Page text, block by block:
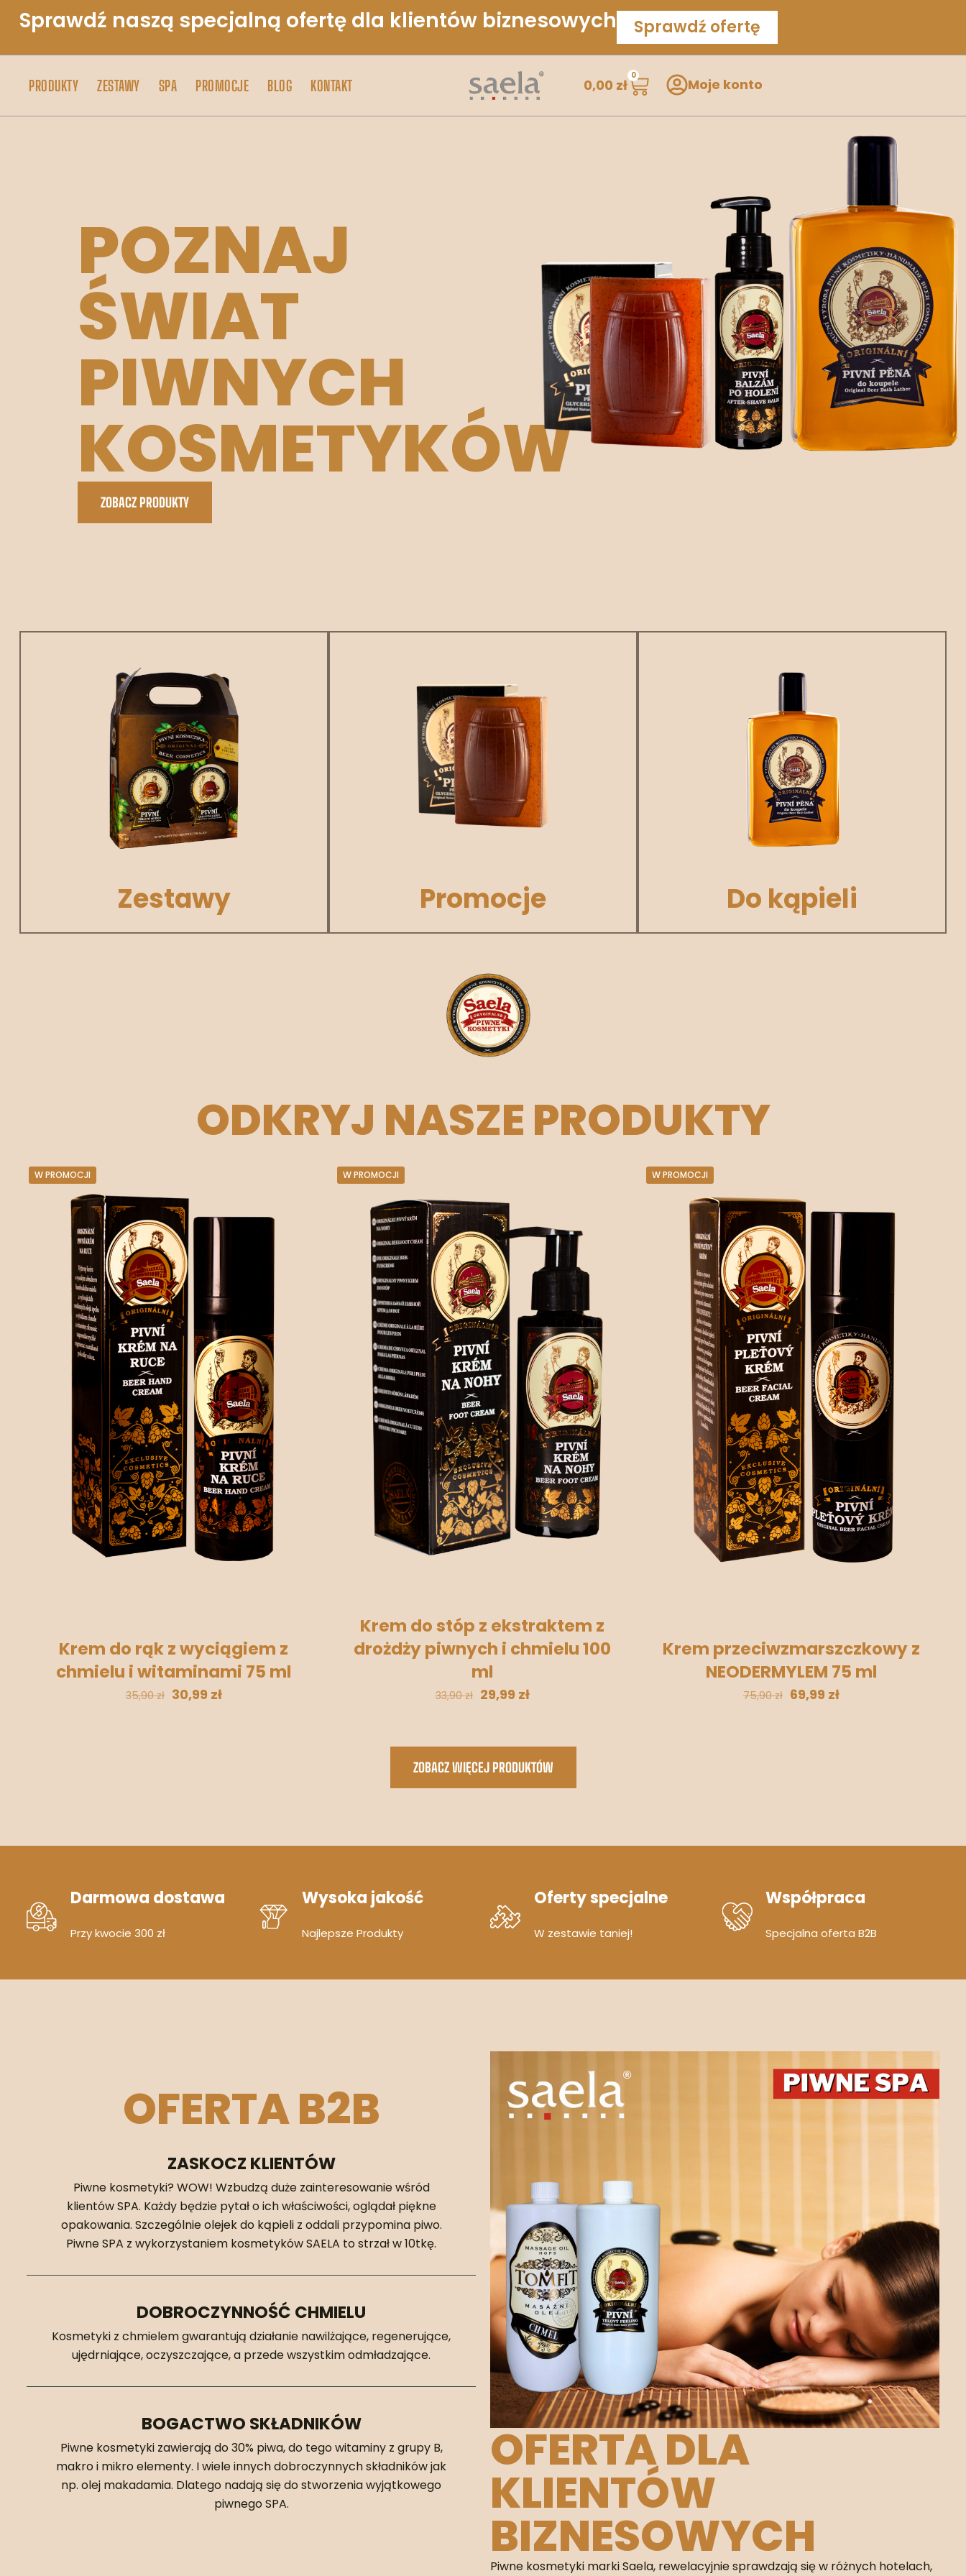
Sprawdź naszą specjalną ofertę dla klientów biznesowych Sprawdź ofertę
PRODUKTY ZESTAWY SPA PROMOCJE BLOG KONTAKT 0,00 zł
0
Moje konto
POZNAJ
ŚWIAT
PIWNYCH
KOSMETYKÓW
ZOBACZ PRODUKTY
Zestawy Promocje Do kąpieli
ODKRYJ NASZE PRODUKTY
W PROMOCJI
Krem do rąk z wyciągiem z
chmielu i witaminami 75 ml
35,90zł 30,99 zł
W PROMOCJI
Krem do stóp z ekstraktem z
drożdży piwnych i chmielu 100
ml
33,90zł 29,99 zł
W PROMOCJI
Krem przeciwzmarszczkowy z
NEODERMYLEM 75 ml
75,90zł 69,99 zł
ZOBACZ WIĘCEJ PRODUKTÓW
Darmowa dostawa
Przy kwocie 300 zł
Wysoka jakość
Najlepsze Produkty
Oferty specjalne
W zestawie taniej!
Współpraca
Specjalna oferta B2B
OFERTA B2B
ZASKOCZ KLIENTÓW
Piwne kosmetyki? WOW! Wzbudzą duże zainteresowanie wśród
klientów SPA. Każdy będzie pytał o ich właściwości, oglądał piękne
opakowania. Szczególnie olejek do kąpieli z oddali przypomina piwo.
Piwne SPA z wykorzystaniem kosmetyków SAELA to strzał w 10tkę.
DOBROCZYNNOŚĆ CHMIELU
Kosmetyki z chmielem gwarantują działanie nawilżające, regenerujące,
ujędrniające, oczyszczające, a przede wszystkim odmładzające.
BOGACTWO SKŁADNIKÓW
Piwne kosmetyki zawierają do 30% piwa, do tego witaminy z grupy B,
makro i mikro elementy. I wiele innych dobroczynnych składników jak
np. olej makadamia. Dlatego nadają się do stworzenia wyjątkowego
piwnego SPA.
OFERTA DLA
KLIENTÓW
BIZNESOWYCH
Piwne kosmetyki marki Saela, rewelacyjnie sprawdzają się w różnych hotelach,